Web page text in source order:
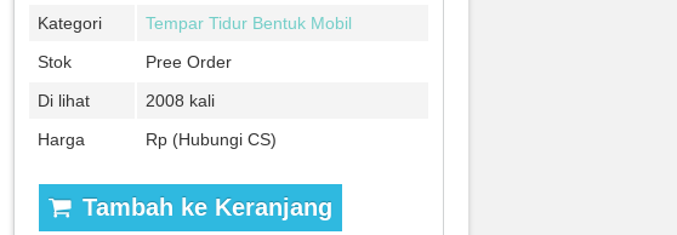
Kategori
Tempar Tidur Bentuk Mobil
Stok
Pree Order
Di lihat
2008 kali
Harga
Rp (Hubungi CS)
Tambah ke Keranjang